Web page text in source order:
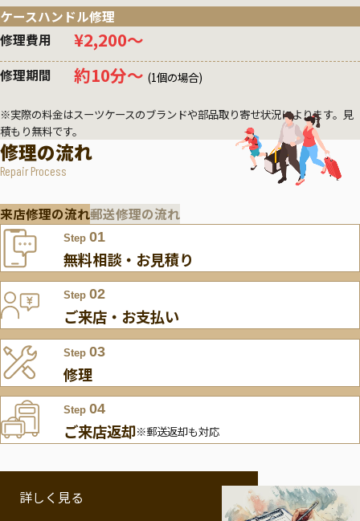
ケースハンドル修理
修理費用
¥2,200〜
修理期間 約10分〜 (1個の場合)
※実際の料金はスーツケースのブランドや部品取り寄せ状況によります。見
積もり無料です。
修理の流れ
Repair Process
来店修理の流れ郵送修理の流れ
Step 01
無料相談・お見積り
Step 02
ご来店・お支払い
Step 03
修理
Step 04
ご来店返却※郵送返却も対応
詳しく見る